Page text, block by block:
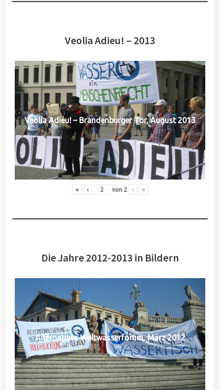
Veolia Adieu! – 2013
Veolia Adieu! – Brandenburger Tor, August 2013
« ‹ von 2 › »
Die Jahre 2012-2013 in Bildern
Alternatives Weltwasserforum, März 2012